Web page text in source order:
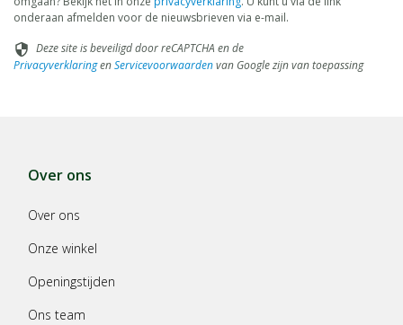
onderaan afmelden voor de nieuwsbrieven via e-mail.
security Deze site is beveiligd door reCAPTCHA en de
PrivacyverklaringenServicevoorwaardenvan Google zijn van toepassing
Over ons
Over ons
Onze winkel
Openingstijden
Ons team